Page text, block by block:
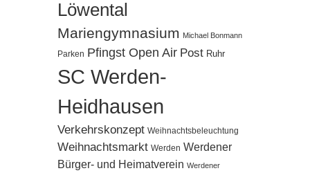
Löwental
Mariengymnasium Michael Bonmann
Parken Pfingst Open Air Post Ruhr
SC Werden-
Heidhausen
Verkehrskonzept Weihnachtsbeleuchtung
Weihnachtsmarkt Werden Werdener
Bürger- und Heimatverein Werdener